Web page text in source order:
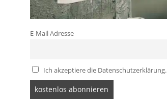
E-Mail Adresse
Ich akzeptiere die Datenschutzerklärung.